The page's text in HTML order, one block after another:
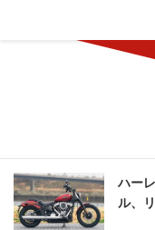
ハー
ル、